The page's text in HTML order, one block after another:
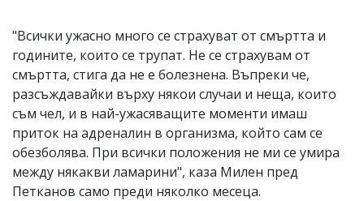
"Всички ужасно много се страхуват от смъртта и
годините, които се трупат. Не се страхувам от
смъртта, стига да не е болезнена. Въпреки че,
разсъждавайки върху някои случаи и неща, които
съм чел, и в най-ужасяващите моменти имаш
приток на адреналин в организма, който сам се
обезболява. При всички положения не ми се умира
между някакви ламарини", каза Милен пред
Петканов само преди няколко месеца.